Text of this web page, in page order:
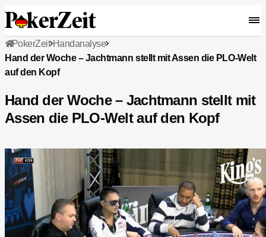
PokerZeit Handanalyse
Hand der Woche – Jachtmann stellt mit Assen die PLO-Welt
auf den Kopf
Hand der Woche – Jachtmann stellt mit
Assen die PLO-Welt auf den Kopf